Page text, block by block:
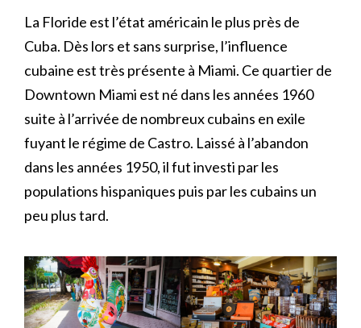
La Floride est l’état américain le plus près de
Cuba. Dès lors et sans surprise, l’influence
cubaine est très présente à Miami. Ce quartier de
Downtown Miami est né dans les années 1960
suite à l’arrivée de nombreux cubains en exile
fuyant le régime de Castro. Laissé à l’abandon
dans les années 1950, il fut investi par les
populations hispaniques puis par les cubains un
peu plus tard.